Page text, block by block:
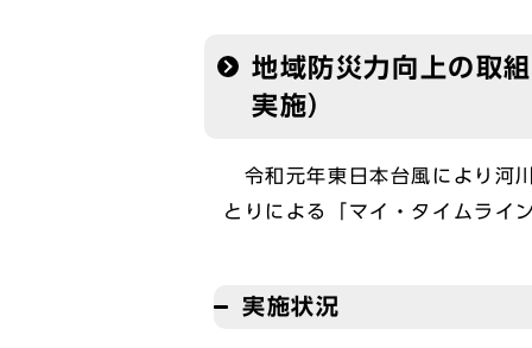
地域防災力向上の取
実施）
令和元年東日本台風により河
とりによる「マイ・タイムライ
実施状況